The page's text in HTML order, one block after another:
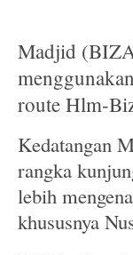
Madjid
route Hlm-
Kedatangan
rangka
lebih
khususnya